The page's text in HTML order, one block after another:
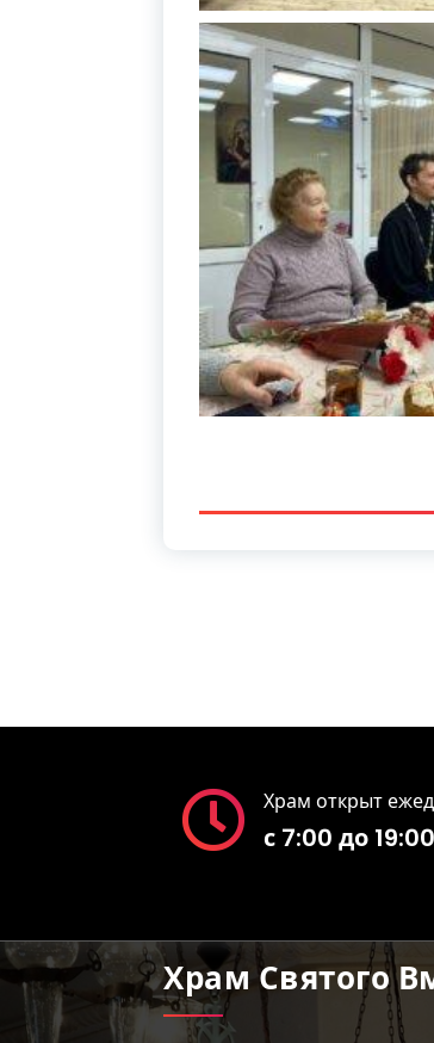
Храм открыт
с 7:00 до 19:00
Храм Святого